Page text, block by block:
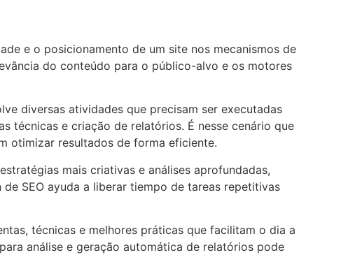
e o posicionamento de um site nos mecanismos de
do conteúdo para o público-alvo e os motores
diversas atividades que precisam ser executadas
técnicas e criação de relatórios. É nesse cenário que
otimizar resultados de forma eficiente.
mais criativas e análises aprofundadas,
de SEO ayuda a liberar tiempo de tareas repetitivas
técnicas e melhores práticas que facilitam o dia a
análise e geração automática de relatórios pode